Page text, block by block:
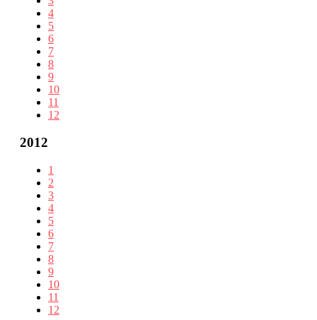
4
5
6
7
8
9
10
11
12
2012
1
2
3
4
5
6
7
8
9
10
11
12